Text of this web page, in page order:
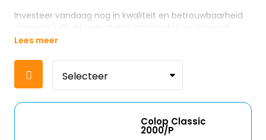
Investeer vandaag nog in kwaliteit en betrouwbaarheid
met een zelfinktende Colop Classic datumstempel!
Lees meer
Colop Classic
2000/P